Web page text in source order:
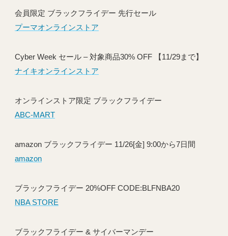
会員限定 ブラックフライデー 先行セール
プーマオンラインストア
Cyber Week セール – 対象商品30% OFF 【11/29まで】
ナイキオンラインストア
オンラインストア限定 ブラックフライデー
ABC-MART
amazon ブラックフライデー 11/26[金] 9:00から7日間
amazon
ブラックフライデー 20%OFF CODE:BLFNBA20
NBA STORE
ブラックフライデー & サイバーマンデー